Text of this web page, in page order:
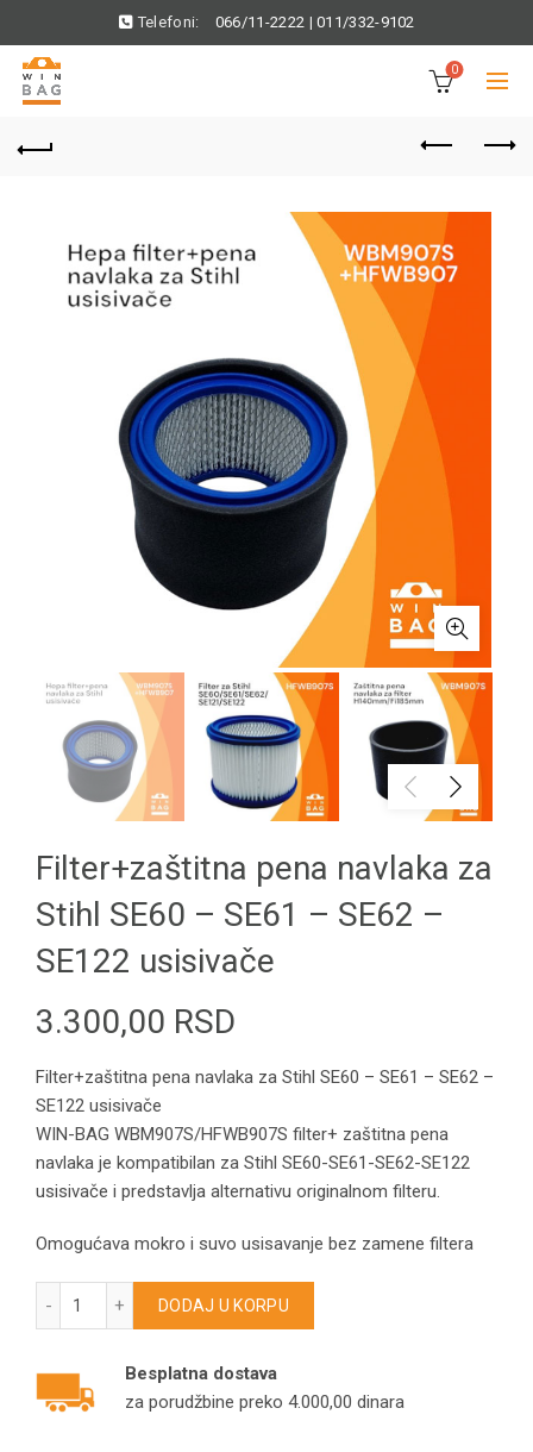
Telefoni: 066/11-2222 |011/332-9102
0
Filter+zaštitna pena navlaka za
Stihl SE60 – SE61 – SE62 –
SE122 usisivače
3.300,00 RSD
Filter+zaštitna pena navlaka za Stihl SE60 – SE61 – SE62 –
SE122 usisivače
WIN-BAG WBM907S/HFWB907S filter+ zaštitna pena
navlaka je kompatibilan za Stihl SE60-SE61-SE62-SE122
usisivače i predstavlja alternativu originalnom filteru.
Omogućava mokro i suvo usisavanje bez zamene filtera
Filter+zaštitna pena navlaka za Stihl SE60 – SE61 – SE62
DODAJ U KORPU
Besplatna dostava
za porudžbine preko 4.000,00 dinara